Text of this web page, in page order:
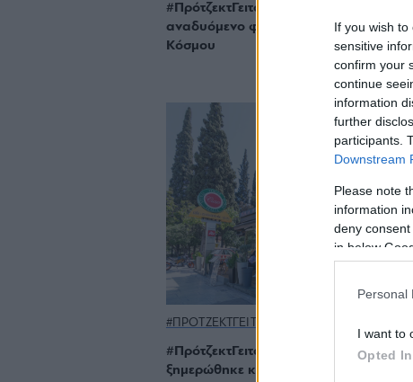
If you wish
sensitive
confirm your
continue
information
further
participants.
Downstream
Please note
information
deny
in below
Personal
I want to
Opted In
#ΠρότζεκτΓειτονιές: Άγιος Σώστης, ένα
αναδυόμενο φιόρδ στην άκρη του
Κόσμου
#ΠΡΟΤΖΕΚΤΓΕΙΤΟΝΙΕΣ
#ΠρότζεκτΓειτονιές: Στο Ciao στη
ξημερώθηκε κάποτε όλη η Αθήνα